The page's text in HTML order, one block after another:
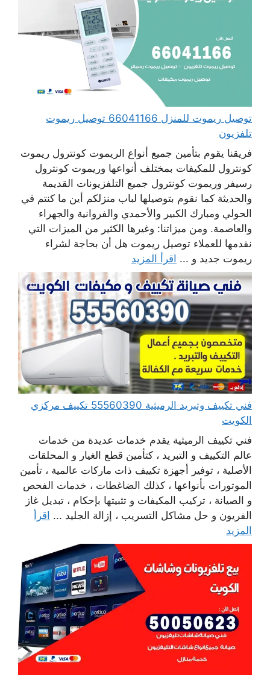
توصيل ريموت للمنزل 66041166 توصيل ريموت
تلفزيون
فريقنا يقوم بتأمين جميع أنواع الريموت كونترول ريموت
كونترول للمكيفات بمختلف أنواعها وريموت كونترول
رسيفر وريموت كونترول جميع التلفزيونات القديمة
والحديثة كما نقوم بتوصيلها لباب منزلكم أين ما كنتم في
الحولي ومبارك الكبير والأحمدي والفروانية والجهراء
والعاصمة. ومن ميزاتنا: وغيرها الكثير من الميزات التي
نقدمها للعملاء توصيل ريموت هل أن بحاجة لشراء
ريموت جديد و ... اقرأ المزيد
فني تكييف وتبريد الرميثية 55560390 تكييف مركزي
الكويت
فني تكييف الرميثية يقدم خدمات عديدة من خدمات
عالم التكييف و التبريد ، كتأمين قطع الغيار و المحلقات
الأصلية ، توفير أجهزة تكييف ذات ماركات عالمية ، تأمين
الموتورات بأنواعها ، كذلك الضاغطات ، خدمات الفحص
و الصيانة ، تركيب المكيفات و تثبيتها بإحكام ، تبديل غاز
الفريون و حل مشاكل التسريب ، إزالة الجليد ... اقرأ
المزيد